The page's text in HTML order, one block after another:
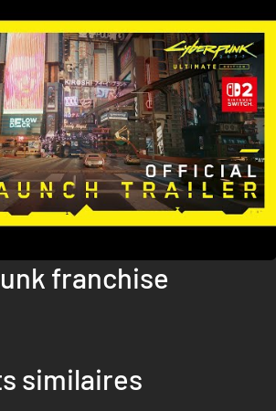
franchise
similaires